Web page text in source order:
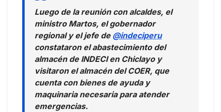
Luego de la reunión con alcaldes, el
ministro Martos, el gobernador
regional y el jefe de @indeciperu
constataron el abastecimiento del
almacén de INDECI en Chiclayo y
visitaron el almacén del COER, que
cuenta con bienes de ayuda y
maquinaria necesaria para atender
emergencias.